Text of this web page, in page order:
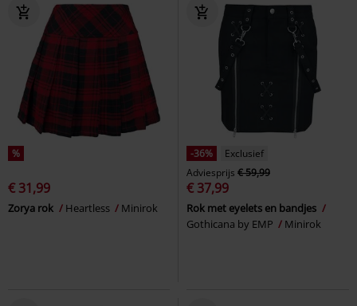
%
€ 31,99
Zorya rok Heartless Minirok
-36%
Exclusief
Adviesprijs € 59,99
€ 37,99
Rok met eyelets en bandjes
Gothicana by EMP
Minirok